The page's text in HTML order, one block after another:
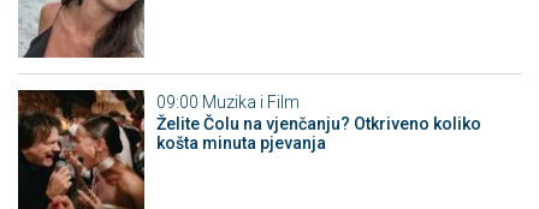
09:00 Muzika i Film
Želite Čolu na vjenčanju? Otkriveno koliko
košta minuta pjevanja